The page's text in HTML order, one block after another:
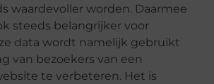
waardevoller worden. Daarmee
steeds belangrijker voor
data wordt namelijk gebruikt
van bezoekers van een
te verbeteren. Het is